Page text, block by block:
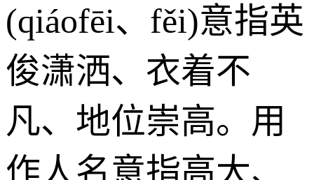
(qiáofēi、fěi)意指英
俊潇洒、衣着不
凡、地位崇高。用
作人名意指高大、